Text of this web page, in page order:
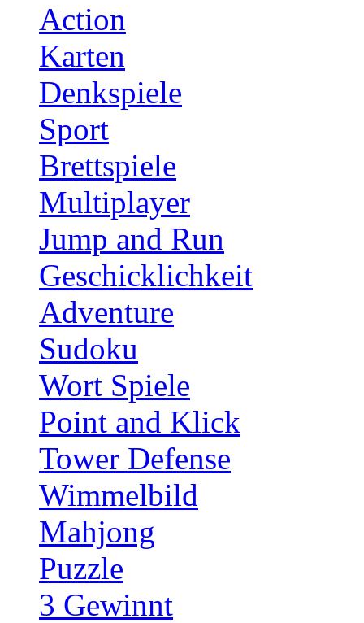
Action
Karten
Denkspiele
Sport
Brettspiele
Multiplayer
Jump and Run
Geschicklichkeit
Adventure
Sudoku
Wort Spiele
Point and Klick
Tower Defense
Wimmelbild
Mahjong
Puzzle
3 Gewinnt